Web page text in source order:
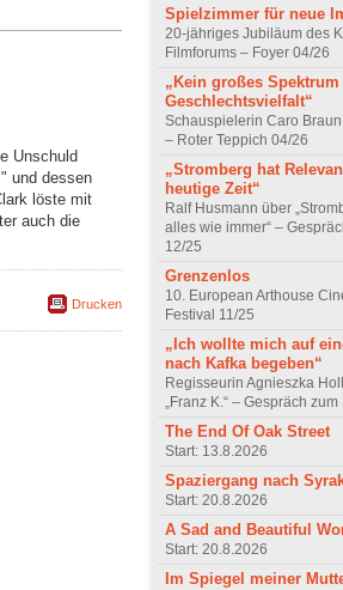
Unschuld
und dessen
löste mit
auch die
Drucken
Spielzimmer für neue
20-jähriges Jubiläum des
Filmforums – Foyer 04/26
„Kein großes Spektrum
Geschlechtsvielfalt“
Schauspielerin Caro Braun
– Roter Teppich 04/26
„Stromberg hat
heutige Zeit“
Ralf Husmann über
alles wie immer“ –
12/25
Grenzenlos
10. European Arthouse
Festival 11/25
„Ich wollte mich auf
nach Kafka begeben“
Regisseurin Agnieszka
„Franz K.“ – Gespräch
The End Of Oak Street
Start: 13.8.2026
Spaziergang nach
Start: 20.8.2026
A Sad and Beautiful
Start: 20.8.2026
Im Spiegel meiner